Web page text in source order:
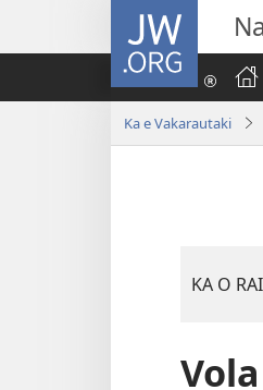
JW.ORG
Ka e Vakarautaki
KA O